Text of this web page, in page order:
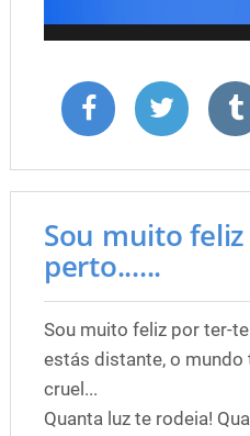
Sou muito
perto......
Sou muito feliz por ter-
estás distante, o mundo
cruel...
Quanta luz te rodeia!